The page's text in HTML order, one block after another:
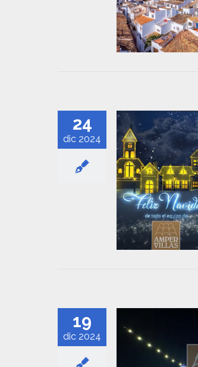
24
dic 2024
19
dic 2024